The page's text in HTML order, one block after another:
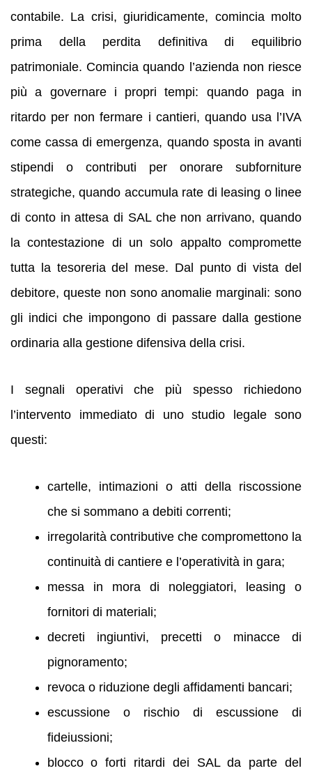
contabile. La crisi, giuridicamente, comincia molto
prima della perdita definitiva di equilibrio
patrimoniale. Comincia quando l’azienda non riesce
più a governare i propri tempi: quando paga in
ritardo per non fermare i cantieri, quando usa l’IVA
come cassa di emergenza, quando sposta in avanti
stipendi o contributi per onorare subforniture
strategiche, quando accumula rate di leasing o linee
di conto in attesa di SAL che non arrivano, quando
la contestazione di un solo appalto compromette
tutta la tesoreria del mese. Dal punto di vista del
debitore, queste non sono anomalie marginali: sono
gli indici che impongono di passare dalla gestione
ordinaria alla gestione difensiva della crisi.
I segnali operativi che più spesso richiedono
l’intervento immediato di uno studio legale sono
questi:
cartelle, intimazioni o atti della riscossione
che si sommano a debiti correnti;
irregolarità contributive che compromettono la
continuità di cantiere e l’operatività in gara;
messa in mora di noleggiatori, leasing o
fornitori di materiali;
decreti ingiuntivi, precetti o minacce di
pignoramento;
revoca o riduzione degli affidamenti bancari;
escussione o rischio di escussione di
fideiussioni;
blocco o forti ritardi dei SAL da parte del